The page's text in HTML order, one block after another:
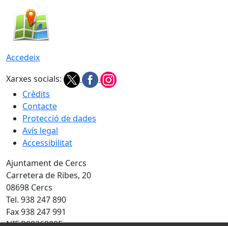
Accedeix
Xarxes socials:
Crèdits
Contacte
Protecció de dades
Avís legal
Accessibilitat
Ajuntament de Cercs
Carretera de Ribes, 20
08698 Cercs
Tel. 938 247 890
Fax 938 247 991